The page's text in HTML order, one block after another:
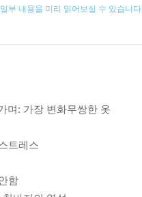
부 내용을 미리 읽어보실 수 있습니다.
며: 가장 변화무쌍한 옷
트레스
함